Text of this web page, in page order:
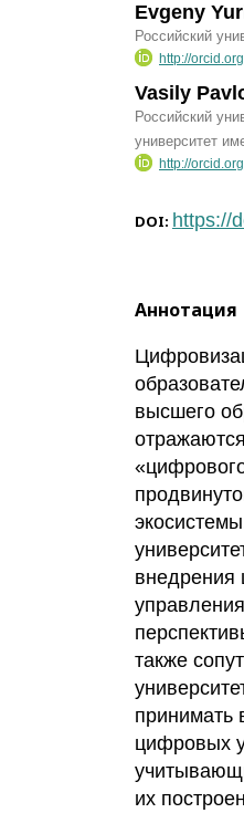
Evgeny
Российский
http://
Vasily
Российский
университет
http://
DOI: https://
Аннотация
высшего
внедрения
также
принимать
цифровых
их